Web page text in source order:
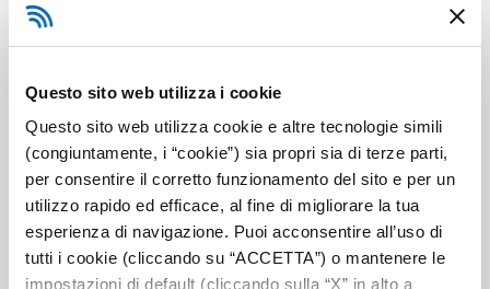
Questo sito web utilizza i cookie
Questo sito web utilizza cookie e altre tecnologie simili
(congiuntamente, i “cookie”) sia propri sia di terze parti,
per consentire il corretto funzionamento del sito e per un
utilizzo rapido ed efficace, al fine di migliorare la tua
esperienza di navigazione. Puoi acconsentire all’uso di
tutti i cookie (cliccando su “ACCETTA”) o mantenere le
impostazioni di default (cliccando sulla “X” in alto a
una chiamata al più presto!
N
o
m
e
o
g
*